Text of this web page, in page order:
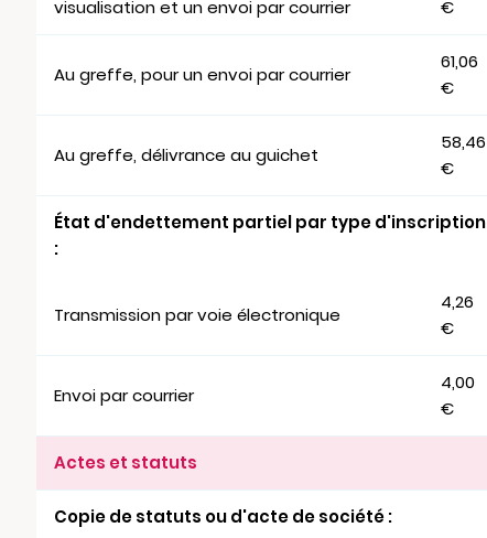
visualisation et un envoi par courrier
€
Au greffe, pour un envoi par courrier
61,06
€
Au greffe, délivrance au guichet
58,46
€
État d'endettement partiel par type d'inscription
:
Transmission par voie électronique
4,26
€
Envoi par courrier
4,00
€
Actes et statuts
Copie de statuts ou d'acte de société :